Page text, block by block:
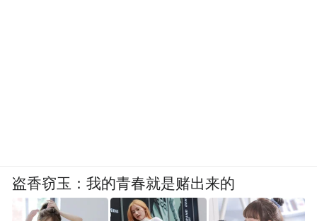
盗香窃玉：我的青春就是赌出来的